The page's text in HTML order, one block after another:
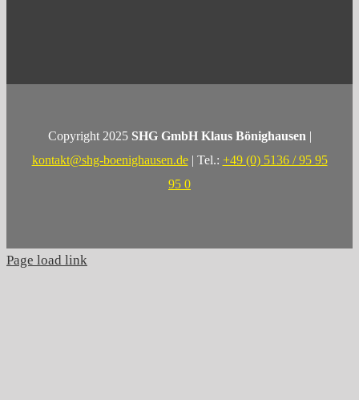
Copyright 2025 SHG GmbH Klaus Bönighausen |
kontakt@shg-boenighausen.de| Tel.: +49 (0) 5136 / 95 95
95 0
Page load link